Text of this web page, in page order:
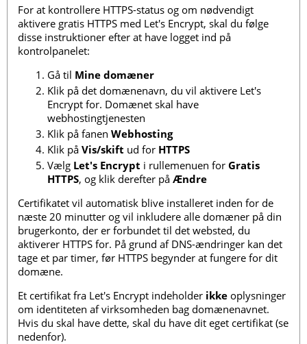
For at kontrollere HTTPS-status og om nødvendigt
aktivere gratis HTTPS med Let's Encrypt, skal du følge
disse instruktioner efter at have logget ind på
kontrolpanelet:
Gå til Mine domæner
Klik på det domænenavn, du vil aktivere Let's
Encrypt for. Domænet skal have
webhostingtjenesten
Klik på fanen Webhosting
Klik på Vis/skift ud for HTTPS
Vælg Let's Encrypt i rullemenuen for Gratis
HTTPS, og klik derefter på Ændre
Certifikatet vil automatisk blive installeret inden for de
næste 20 minutter og vil inkludere alle domæner på din
brugerkonto, der er forbundet til det websted, du
aktiverer HTTPS for. På grund af DNS-ændringer kan det
tage et par timer, før HTTPS begynder at fungere for dit
domæne.
Et certifikat fra Let's Encrypt indeholder ikke oplysninger
om identiteten af ​​virksomheden bag domænenavnet.
Hvis du skal have dette, skal du have dit eget certifikat (se
nedenfor).